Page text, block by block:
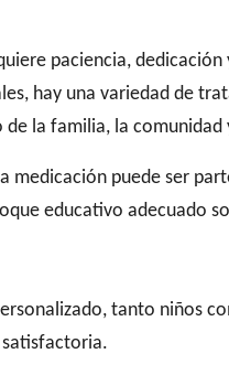
paciencia,
, hay una variedad de
de la familia, la
medicación puede ser
educativo adecuado
tanto niños